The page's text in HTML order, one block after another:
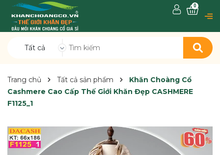
Tất cả
0
Trang chủ Tất cả sản phẩm
Khăn Choàng Cổ
Cashmere Cao Cấp Thế Giới Khăn Đẹp CASHMERE
F1125_1